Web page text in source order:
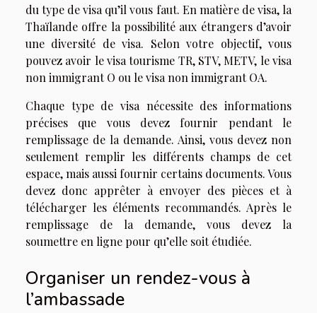
du type de visa qu’il vous faut. En matière de visa, la
Thaïlande offre la possibilité aux étrangers d’avoir
une diversité de visa. Selon votre objectif, vous
pouvez avoir le visa tourisme TR, STV, METV, le visa
non immigrant O ou le visa non immigrant OA.
Chaque type de visa nécessite des informations
précises que vous devez fournir pendant le
remplissage de la demande. Ainsi, vous devez non
seulement remplir les différents champs de cet
espace, mais aussi fournir certains documents. Vous
devez donc apprêter à envoyer des pièces et à
télécharger les éléments recommandés. Après le
remplissage de la demande, vous devez la
soumettre en ligne pour qu’elle soit étudiée.
Organiser un rendez-vous à
l’ambassade